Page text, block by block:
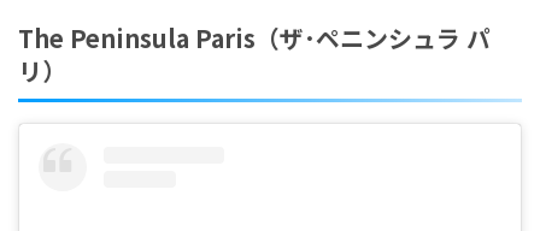
The Peninsula Paris（ザ･ペニンシュラ パ
リ）